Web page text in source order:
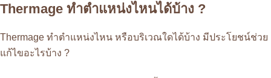
Thermage ทำตำแหน่งไหนได้บ้าง ?
Thermage ทำตำแหน่งไหน หรือบริเวณใดได้บ้าง มีประโยชน์ช่วย
แก้ไขอะไรบ้าง ?